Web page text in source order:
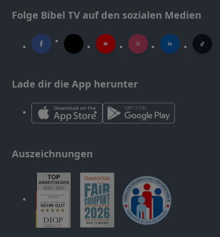
Folge Bibel TV auf den sozialen Medien
Lade dir die App herunter
Auszeichnungen